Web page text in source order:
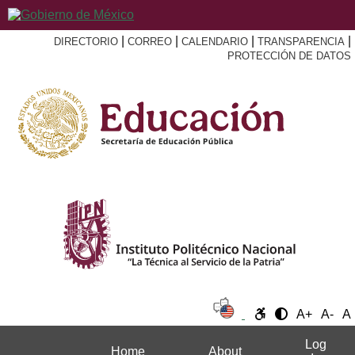
DIRECTORIO CORREO CALENDARIO TRANSPARENCIA
PROTECCIÓN DE DATOS
A+ A- A
Home About
Log